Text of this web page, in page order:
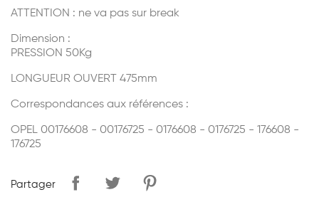
ATTENTION : ne va pas sur break
Dimension :
PRESSION 50Kg
LONGUEUR OUVERT 475mm
Correspondances aux références :
OPEL 00176608 - 00176725 - 0176608 - 0176725 - 176608 -
176725
Partager